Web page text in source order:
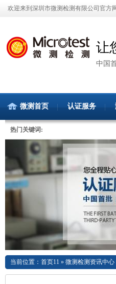
欢迎来到深圳市微测检测有限公司官方
让
中国
微测首页 认证服务
热门关键词:
当前位置： 首页11 » 微测检测资讯中心